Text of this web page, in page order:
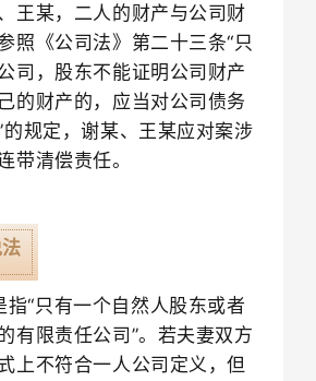
王某，二人的财产与公司财
照《公司法》第二十三条“只
司，股东不能证明公司财产
的财产的，应当对公司债务
的规定，谢某、王某应对案涉
带清偿责任。
指“只有一个自然人股东或者
有限责任公司”。若夫妻双方
上不符合一人公司定义，但